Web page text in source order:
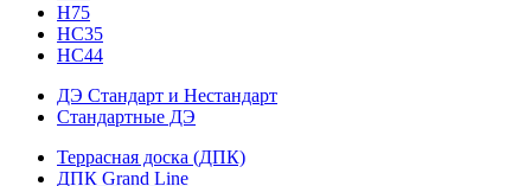
H75
HС35
НС44
ДЭ Стандарт и Нестандарт
Стандартные ДЭ
Террасная доска (ДПК)
ДПК Grand Line